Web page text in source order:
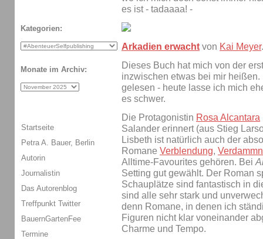
es ist - tadaaaa! -
Arkadien erwacht von Kai Meyer.
Dieses Buch hat mich von der
inzwischen etwas bei mir
gelesen - heute lasse ich mich
es schwer.
Die Protagonistin Rosa Alcantara
Salander erinnert (aus Stieg
Lisbeth ist natürlich auch der
Romane Verblendung,
Alltime-Favourites gehören. Bei
Setting gut gewählt. Der Roman
Schauplätze sind fantastisch in
sind alle sehr stark und
denn Romane, in denen ich
Figuren nicht klar voneinander
Charme und Tempo.
Kategorien:
Monate im Archiv:
Startseite
Petra A. Bauer, Berlin
Autorin
Journalistin
Das Autorenblog
Treffpunkt Twitter
BauernGartenFee
Termine